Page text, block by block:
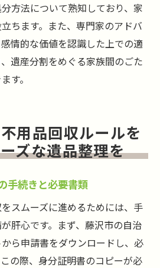
方法について熟知しており、家
ちます。また、専門家のアドバ
情的な価値を認識した上での適
遺産分割をめぐる家族間のごた
す。
用品回収ルールを
ズな遺品整理を
手続きと必要書類
スムーズに進めるためには、手
肝心です。まず、藤沢市の自治
ら申請書をダウンロードし、必
の際、身分証明書のコピーが必